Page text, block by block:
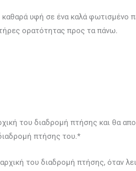
υφή σε ένα καλά φωτισμένο
ορατότητας προς τα πάνω.
του διαδρομή πτήσης και θα
πτήσης του.*
του διαδρομή πτήσης, όταν